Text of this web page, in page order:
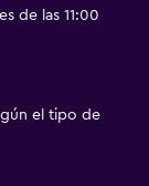
de las 11:00
el tipo de